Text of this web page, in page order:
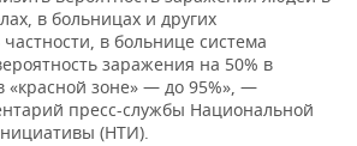
в больницах и других
в больнице система
заражения на 50% в
«красной зоне» — до 95%», —
пресс-службы Национальной
(НТИ).